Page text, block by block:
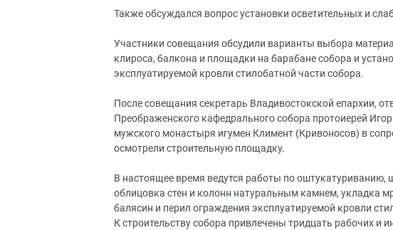
Также обсуждался вопрос установки осветительных и
Участники совещания обсудили варианты выбора
клироса, балкона и площадки на барабане собора и
эксплуатируемой кровли стилобатной части собора.
После совещания секретарь Владивостокской епархии,
Преображенского кафедрального собора протоиерей
мужского монастыря игумен Климент (Кривоносов) в
осмотрели строительную площадку.
В настоящее время ведутся работы по оштукатуриванию,
облицовка стен и колонн натуральным камнем, укладка
балясин и перил ограждения эксплуатируемой кровли
К строительству собора привлечены тридцать рабочих и